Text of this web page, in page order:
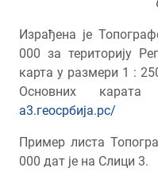
Израђена је
000 за територију
карта у размери 1 :
Основних
а3.геосрбија.рс/
Пример листа
000 дат је на Слици 3.